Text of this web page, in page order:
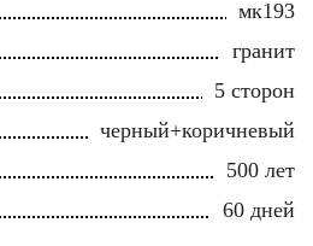
мк193
гранит
5 сторон
черный+коричневый
500 лет
60 дней